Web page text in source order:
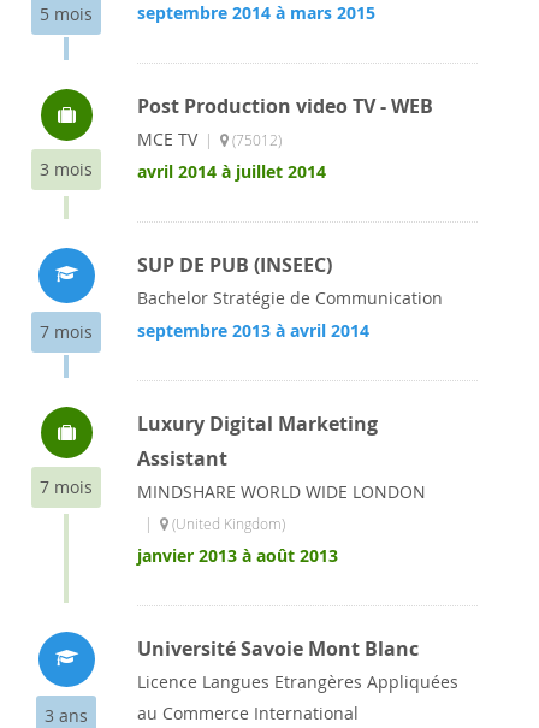
5 mois
septembre 2014 à mars 2015
3 mois
Post Production video TV - WEB
MCE TV| (75012)
avril 2014 à juillet 2014
7 mois
SUP DE PUB (INSEEC)
Bachelor Stratégie de Communication
septembre 2013 à avril 2014
7 mois
Luxury Digital Marketing
Assistant
MINDSHARE WORLD WIDE LONDON
| (United Kingdom)
janvier 2013 à août 2013
3 ans
Université Savoie Mont Blanc
Licence Langues Etrangères Appliquées
au Commerce International